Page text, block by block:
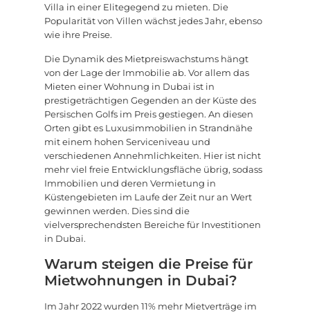
Villa in einer Elitegegend zu mieten. Die
Popularität von Villen wächst jedes Jahr, ebenso
wie ihre Preise.
Die Dynamik des Mietpreiswachstums hängt
von der Lage der Immobilie ab. Vor allem das
Mieten einer Wohnung in Dubai ist in
prestigeträchtigen Gegenden an der Küste des
Persischen Golfs im Preis gestiegen. An diesen
Orten gibt es Luxusimmobilien in Strandnähe
mit einem hohen Serviceniveau und
verschiedenen Annehmlichkeiten. Hier ist nicht
mehr viel freie Entwicklungsfläche übrig, sodass
Immobilien und deren Vermietung in
Küstengebieten im Laufe der Zeit nur an Wert
gewinnen werden. Dies sind die
vielversprechendsten Bereiche für Investitionen
in Dubai.
Warum steigen die Preise für
Mietwohnungen in Dubai?
Im Jahr 2022 wurden 11% mehr Mietverträge im